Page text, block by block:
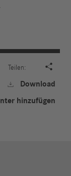
Teilen: 
 Download
hinzufügen